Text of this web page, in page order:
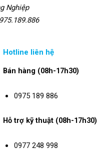
Nghiệp
Hotline liên hệ
Bán hàng (08h-17h30)
0975 189 886
Hỗ trợ kỹ thuật (08h-17h30)
0977 248 998